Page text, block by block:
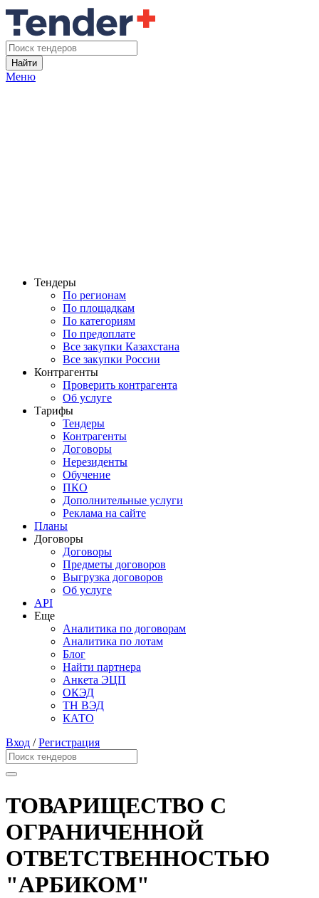
Найти
Меню
Тендеры
По регионам
По площадкам
По категориям
По предоплате
Все закупки Казахстана
Все закупки России
Контрагенты
Проверить контрагента
Об услуге
Тарифы
Тендеры
Контрагенты
Договоры
Нерезиденты
Обучение
ПКО
Дополнительные услуги
Реклама на сайте
Планы
Договоры
Договоры
Предметы договоров
Выгрузка договоров
Об услуге
API
Еще
Аналитика по договорам
Аналитика по лотам
Блог
Найти партнера
Анкета ЭЦП
ОКЭД
ТН ВЭД
КАТО
Вход /Регистрация
ТОВАРИЩЕСТВО С
ОГРАНИЧЕННОЙ
ОТВЕТСТВЕННОСТЬЮ
"АРБИКОМ"